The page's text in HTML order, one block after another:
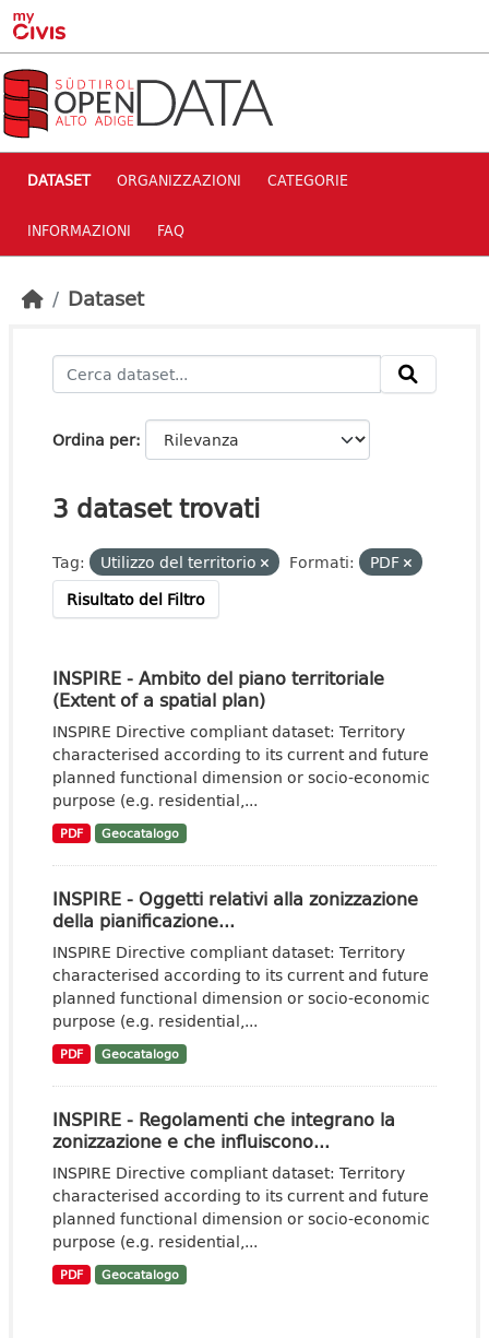
Skip to main content
DATASET ORGANIZZAZIONI CATEGORIE
INFORMAZIONI FAQ
Dataset
Ordina per
3 dataset trovati
Tag: Utilizzo del territorio Formati:
PDF
Risultato del Filtro
INSPIRE - Ambito del piano territoriale
(Extent of a spatial plan)
INSPIRE Directive compliant dataset: Territory
characterised according to its current and future
planned functional dimension or socio-economic
purpose (e.g. residential,...
PDF Geocatalogo
INSPIRE - Oggetti relativi alla zonizzazione
della pianificazione...
INSPIRE Directive compliant dataset: Territory
characterised according to its current and future
planned functional dimension or socio-economic
purpose (e.g. residential,...
PDF Geocatalogo
INSPIRE - Regolamenti che integrano la
zonizzazione e che influiscono...
INSPIRE Directive compliant dataset: Territory
characterised according to its current and future
planned functional dimension or socio-economic
purpose (e.g. residential,...
PDF Geocatalogo